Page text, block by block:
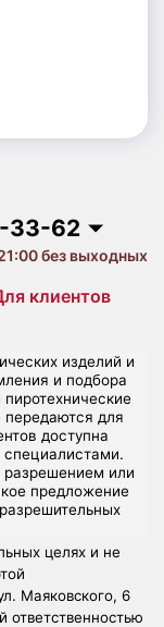
33-62
10-53
без выходных
клиентов
изделий и
и подбора
передаются для
доступна
или
предложение
целях и не
Маяковского, 6